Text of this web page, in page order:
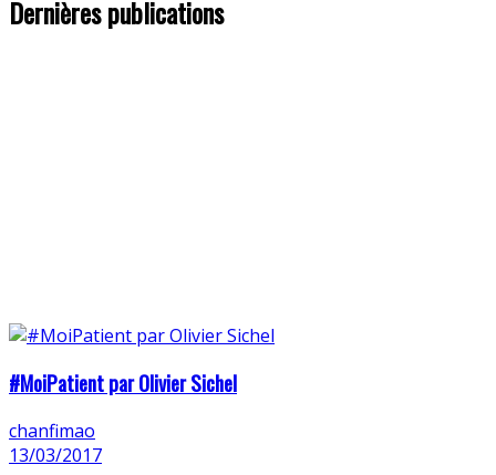
Dernières publications
#MoiPatient par Olivier Sichel
chanfimao
13/03/2017